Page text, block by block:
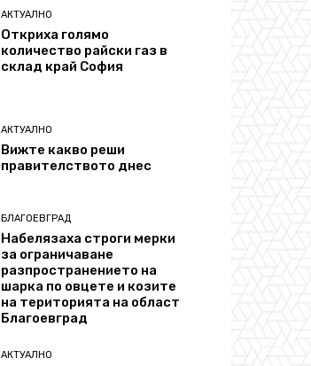
АКТУАЛНО
Откриха голямо
количество райски газ в
склад край София
АКТУАЛНО
Вижте какво реши
правителството днес
БЛАГОЕВГРАД
Набелязаха строги мерки
за ограничаване
разпространението на
шарка по овцете и козите
на територията на област
Благоевград
АКТУАЛНО